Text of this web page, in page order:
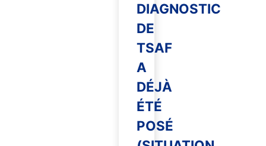
DIAGNOSTIC
DE
TSAF
A
DÉJÀ
ÉTÉ
POSÉ